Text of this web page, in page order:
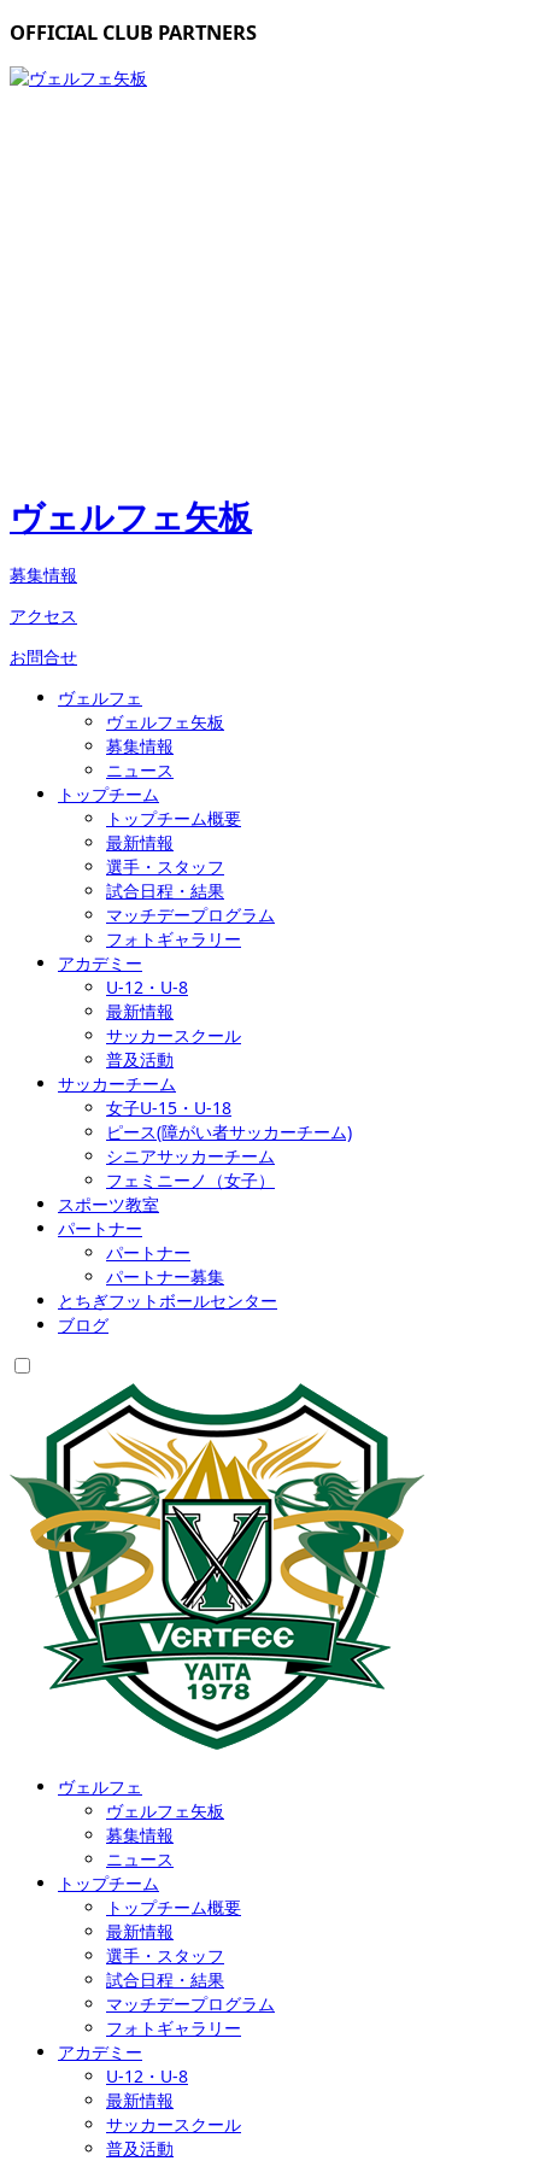
OFFICIAL CLUB PARTNERS
ヴェルフェ矢板
募集情報
アクセス
お問合せ
ヴェルフェ
ヴェルフェ矢板
募集情報
ニュース
トップチーム
トップチーム概要
最新情報
選手・スタッフ
試合日程・結果
マッチデープログラム
フォトギャラリー
アカデミー
U-12・U-8
最新情報
サッカースクール
普及活動
サッカーチーム
女子U-15・U-18
ピース(障がい者サッカーチーム)
シニアサッカーチーム
フェミニーノ（女子）
スポーツ教室
パートナー
パートナー
パートナー募集
とちぎフットボールセンター
ブログ
ヴェルフェ
ヴェルフェ矢板
募集情報
ニュース
トップチーム
トップチーム概要
最新情報
選手・スタッフ
試合日程・結果
マッチデープログラム
フォトギャラリー
アカデミー
U-12・U-8
最新情報
サッカースクール
普及活動